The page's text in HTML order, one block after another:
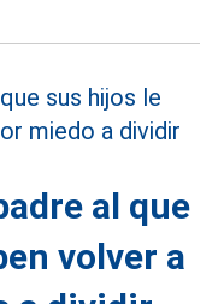
al que
volver a